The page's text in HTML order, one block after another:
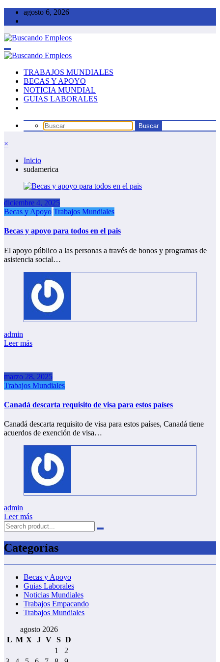
Saltar
agosto 6, 2026
TRABAJOS MUNDIALES
BECAS Y APOYO
NOTICIA MUNDIAL
GUIAS LABORALES
×
Inicio
sudamerica
diciembre 4, 2025
Becas y Apoyo Trabajos Mundiales
Becas y apoyo para todos en el pais
El apoyo público a las personas a través de bonos y programas de
asistencia social…
admin
Leer más
marzo 28, 2025
Trabajos Mundiales
Canadá descarta requisito de visa para estos países
Canadá descarta requisito de visa para estos países, Canadá tiene
acuerdos de exención de visa…
admin
Leer más
Categorías
Becas y Apoyo
Guias Laborales
Noticias Mundiales
Trabajos Empacando
Trabajos Mundiales
agosto 2026
L M X J V S D
1
2